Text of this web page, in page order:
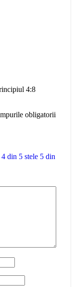
4:8
obligatorii
4 din 5 stele 5 din